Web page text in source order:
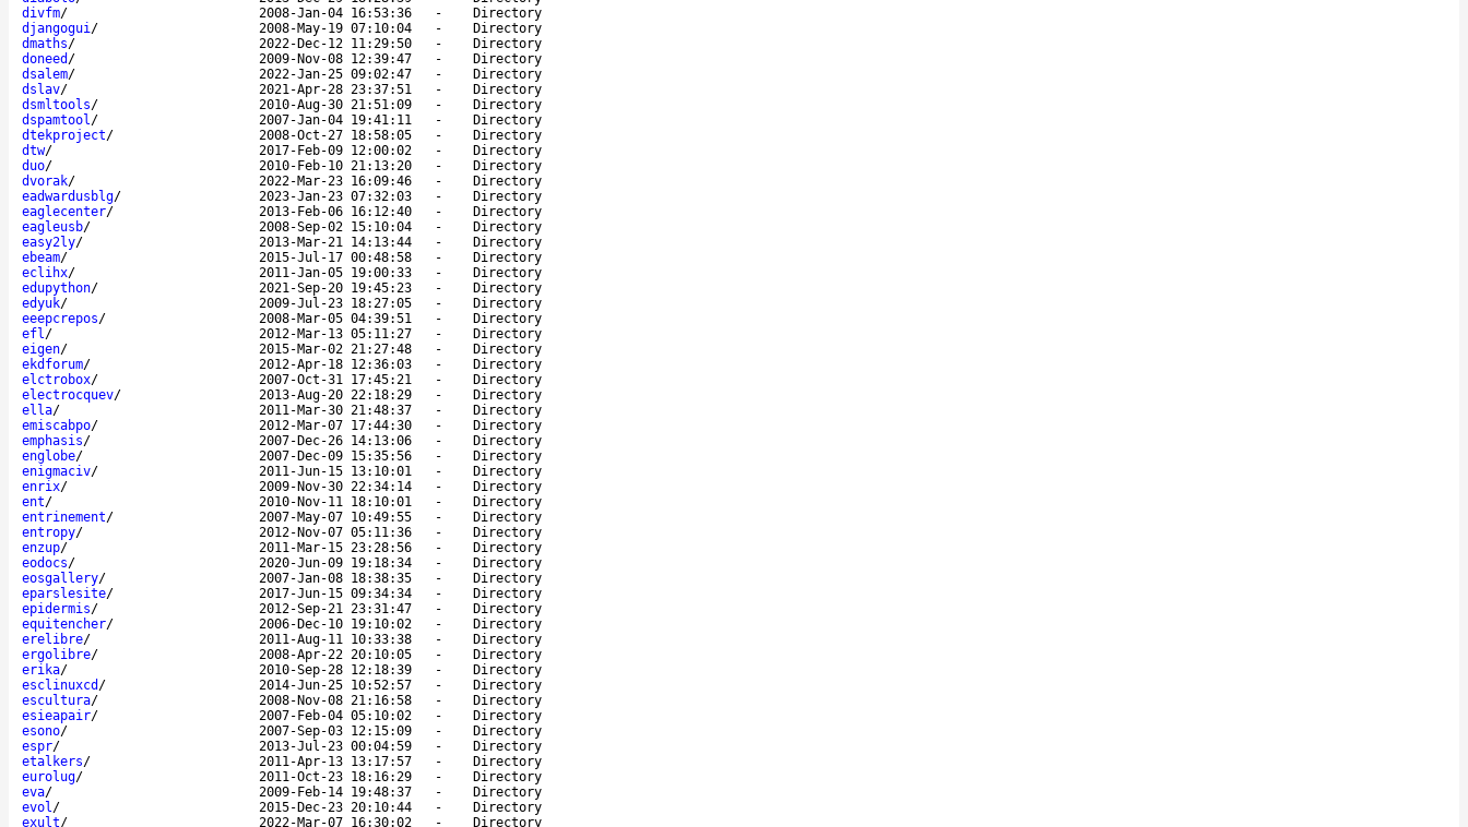
divfm/ 2008-Jan-04 16:53:36 -
Directory
djangogui/ 2008-May-19 07:10:04 -
Directory
dmaths/ 2022-Dec-12 11:29:50 -
Directory
doneed / 2009-Nov-08 12:39:47 -
Directory
dsalem/ 2022-Jan-25 09:02:47 -
Directory
dslav/ 2021-Apr-28 23:37:51 -
Directory
dsmltools/ 2010-Aug-30 21:51:09 -
Directory
dspamtool/ 2007-Jan-04 19:41:11 -
Directory
dtekproject/ 2008-Oct-27 18:58:05 -
Directory
dtw/ 2017-Feb-09 12:00:02 -
Directory
duo/ 2010-Feb-10 21:13:20 -
Directory
dvorak/ 2022-Mar-23 16:09:46 -
Directory
eadwardusblg/ 2023-Jan-23 07:32:03 -
Directory
eaglecenter/ 2013-Feb-06 16:12:40 -
Directory
eagleusb/ 2008-Sep-02 15:10:04 -
Directory
easy2ly/ 2013-Mar-21 14:13:44 -
Directory
ebeam/ 2015-Jul-17 00:48:58 -
Directory
eclihx/ 2011-Jan-05 19:00:33 -
Directory
edupython/ 2021-Sep-20 19:45:23 -
Directory
edyuk/ 2009-Jul-23 18:27:05 -
Directory
eeepcrepos/ 2008-Mar-05 04:39:51 -
Directory
efl/ 2012-Mar-13 05:11:27 -
Directory
eigen/ 2015-Mar-02 21:27:48 -
Directory
ekdforum/ 2012-Apr-18 12:36:03 -
Directory
elctrobox/ 2007-Oct-31 17:45:21 -
Directory
electrocquev/ 2013-Aug-20 22:18:29 -
Directory
ella/ 2011-Mar-30 21:48:37 -
Directory
emiscabpo/ 2012-Mar-07 17:44:30 -
Directory
emphasis/ 2007-Dec-26 14:13:06 -
Directory
englobe/ 2007-Dec-09 15:35:56 -
Directory
enigmaciv/ 2011-Jun-15 13:10:01 -
Directory
enrix/ 2009-Nov-30 22:34:14 -
Directory
ent/ 2010-Nov-11 18:10:01 -
Directory
entrinement/ 2007-May-07 10:49:55 -
Directory
entropy/ 2012-Nov-07 05:11:36 -
Directory
enzup/ 2011-Mar-15 23:28:56 -
Directory
eodocs/ 2020-Jun-09 19:18:34 -
Directory
eosgallery/ 2007-Jan-08 18:38:35 -
Directory
eparslesite/ 2017-Jun-15 09:34:34 -
Directory
epidermis/ 2012-Sep-21 23:31:47 -
Directory
equitencher/ 2006-Dec-10 19:10:02 -
Directory
erelibre/ 2011-Aug-11 10:33:38 -
Directory
ergolibre/ 2008-Apr-22 20:10:05 -
Directory
erika/ 2010-Sep-28 12:18:39 -
Directory
esclinuxcd / 2014-Jun-25 10:52:57 -
Directory
escultura/ 2008-Nov-08 21:16:58 -
Directory
esieapair/ 2007-Feb-04 05:10:02 -
Directory
esono/ 2007-Sep-03 12:15:09 -
Directory
espr/ 2013-Jul-23 00:04:59 -
Directory
etalkers/ 2011-Apr-13 13:17:57 -
Directory
eurolug/ 2011-Oct-23 18:16:29 -
Directory
eva/ 2009-Feb-14 19:48:37 -
Directory
evol/ 2015-Dec-23 20:10:44 -
Directory
exult/ 2022-Mar-07 16:30:02 - Directory